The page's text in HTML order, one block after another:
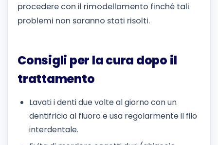
procedere con il rimodellamento finché tali
problemi non saranno stati risolti.
Consigli per la cura dopo il
trattamento
Lavati i denti due volte al giorno con un
dentifricio al fluoro e usa regolarmente il filo
interdentale.